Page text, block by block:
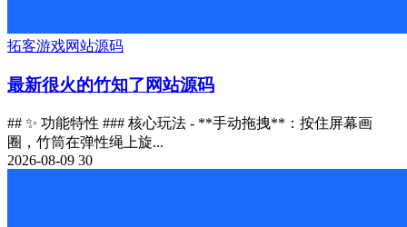
拓客游戏网站源码
最新很火的竹知了网站源码
## ✨ 功能特性 ### 核心玩法 - **手动拖拽**：按住屏幕画
圈，竹筒在弹性绳上旋...
2026-08-09 30